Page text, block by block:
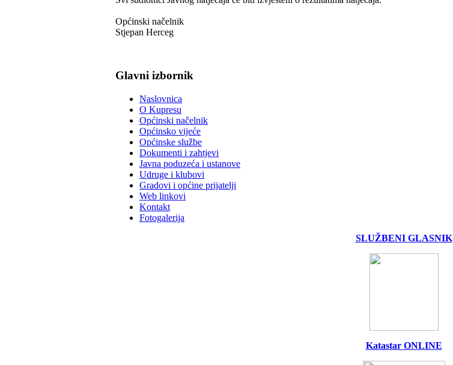
Općinski načelnik
Stjepan Herceg
Glavni izbornik
Naslovnica
O Kupresu
Općinski načelnik
Općinsko vijeće
Općinske službe
Dokumenti i zahtjevi
Javna poduzeća i ustanove
Udruge i klubovi
Gradovi i općine prijatelji
Web linkovi
Kontakt
Fotogalerija
SLUŽBENI GLASNIK
Katastar ONLINE